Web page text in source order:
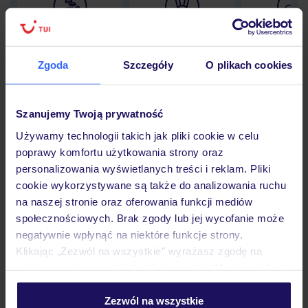
Zgoda Szczegóły O plikach cookies
Szanujemy Twoją prywatność
Używamy technologii takich jak pliki cookie w celu
poprawy komfortu użytkowania strony oraz
personalizowania wyświetlanych treści i reklam. Pliki
cookie wykorzystywane są także do analizowania ruchu
na naszej stronie oraz oferowania funkcji mediów
społecznościowych. Brak zgody lub jej wycofanie może
negatywnie wpłynąć na niektóre funkcje strony.
Klikając „Zezwól na wszystkie” wyrażasz zgodę na
personalizować swój wybór wchodząc w zakładkę
Zezwól na wszystkie
Lider niskich cen 30 lat w
Hotel
Pokoje
Wyżywienie
Atrakcje